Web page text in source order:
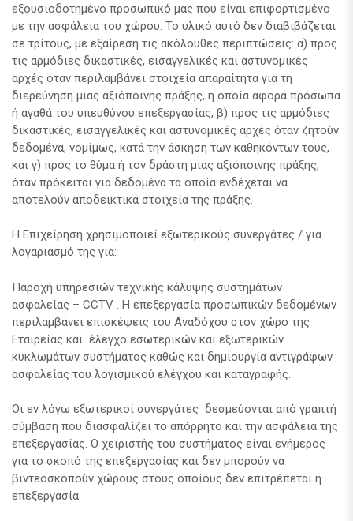
εξουσιοδοτημένο προσωπικό μας που είναι επιφορτισμένο
με την ασφάλεια του χώρου. Το υλικό αυτό δεν διαβιβάζεται
σε τρίτους, με εξαίρεση τις ακόλουθες περιπτώσεις: α) προς
τις αρμόδιες δικαστικές, εισαγγελικές και αστυνομικές
αρχές όταν περιλαμβάνει στοιχεία απαραίτητα για τη
διερεύνηση μιας αξιόποινης πράξης, η οποία αφορά πρόσωπα
ή αγαθά του υπευθύνου επεξεργασίας, β) προς τις αρμόδιες
δικαστικές, εισαγγελικές και αστυνομικές αρχές όταν ζητούν
δεδομένα, νομίμως, κατά την άσκηση των καθηκόντων τους,
και γ) προς το θύμα ή τον δράστη μιας αξιόποινης πράξης,
όταν πρόκειται για δεδομένα τα οποία ενδέχεται να
αποτελούν αποδεικτικά στοιχεία της πράξης.
Η Επιχείρηση χρησιμοποιεί εξωτερικούς συνεργάτες / για
λογαριασμό της για:
Παροχή υπηρεσιών τεχνικής κάλυψης συστημάτων
ασφαλείας – CCTV . H επεξεργασία προσωπικών δεδομένων
περιλαμβάνει επισκέψεις του Αναδόχου στον χώρο της
Εταιρείας και έλεγχο εσωτερικών και εξωτερικών
κυκλωμάτων συστήματος καθώς και δημιουργία αντιγράφων
ασφαλείας του λογισμικού ελέγχου και καταγραφής.
Οι εν λόγω εξωτερικοί συνεργάτες δεσμεύονται από γραπτή
σύμβαση που διασφαλίζει το απόρρητο και την ασφάλεια της
επεξεργασίας. Ο χειριστής του συστήματος είναι ενήμερος
για το σκοπό της επεξεργασίας και δεν μπορούν να
βιντεοσκοπούν χώρους στους οποίους δεν επιτρέπεται η
επεξεργασία.